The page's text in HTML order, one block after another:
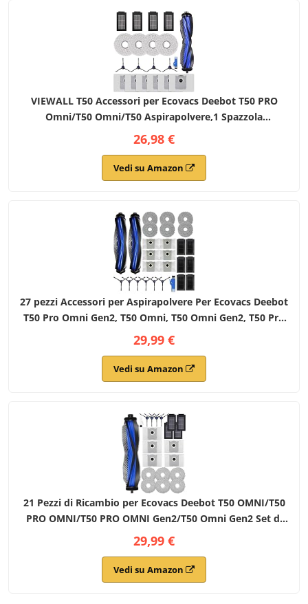
VIEWALL T50 Accessori per Ecovacs Deebot T50 PRO
Omni/T50 Omni/T50 Aspirapolvere,1 Spazzola
Principale,4 Spazzole Laterali,4 Filtri HEPA,6 Sacchetti
per Polvere,1 Strumento per la Pulizia
26,98 €
Vedi su Amazon
27 pezzi Accessori per Aspirapolvere Per Ecovacs Deebot
T50 Pro Omni Gen2, T50 Omni, T50 Omni Gen2, T50 Pro
Omni, T50 Pro Aspirapolvere,T50 Set di Accessori
29,99 €
Vedi su Amazon
21 Pezzi di Ricambio per Ecovacs Deebot T50 OMNI/T50
PRO OMNI/T50 PRO OMNI Gen2/T50 Omni Gen2 Set di
Accessori, 1 Spazzola Principale, 4 Spazzole Laterali, 6
Tappetini, 4 Filtri HEPA
29,99 €
Vedi su Amazon